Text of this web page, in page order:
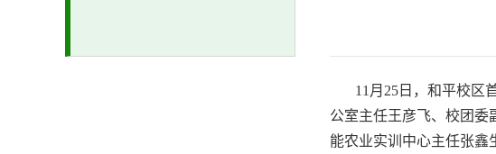
11 月 25 日，和平校区
公室主任王彦飞、校团委
能农业实训中心主任张鑫